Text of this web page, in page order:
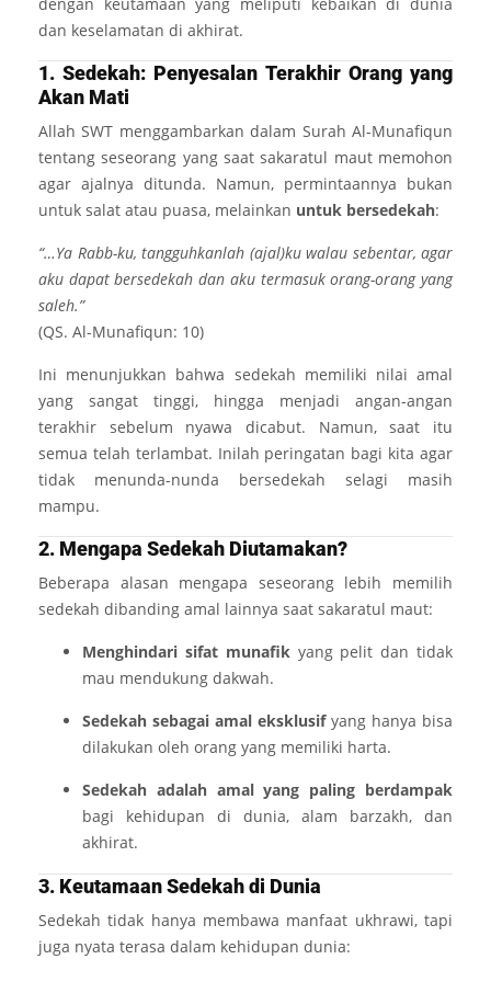
dan keselamatan di akhirat.
1. Sedekah: Penyesalan Terakhir Orang yang
Akan Mati
Allah SWT menggambarkan dalam Surah Al-Munafiqun
tentang seseorang yang saat sakaratul maut memohon
agar ajalnya ditunda. Namun, permintaannya bukan
untuk salat atau puasa, melainkan untuk bersedekah:
“…Ya Rabb-ku, tangguhkanlah (ajal)ku walau sebentar, agar
aku dapat bersedekah dan aku termasuk orang-orang yang
saleh.”
(QS. Al-Munafiqun: 10)
Ini menunjukkan bahwa sedekah memiliki nilai amal
yang sangat tinggi, hingga menjadi angan-angan
terakhir sebelum nyawa dicabut. Namun, saat itu
semua telah terlambat. Inilah peringatan bagi kita agar
tidak menunda-nunda bersedekah selagi masih
mampu.
2. Mengapa Sedekah Diutamakan?
Beberapa alasan mengapa seseorang lebih memilih
sedekah dibanding amal lainnya saat sakaratul maut:
Menghindari sifat munafikyang pelit dan tidak
mau mendukung dakwah.
Sedekah sebagai amal eksklusifyang hanya bisa
dilakukan oleh orang yang memiliki harta.
Sedekah adalah amal yang paling berdampak
bagi kehidupan di dunia, alam barzakh, dan
akhirat.
3. Keutamaan Sedekah di Dunia
Sedekah tidak hanya membawa manfaat ukhrawi, tapi
juga nyata terasa dalam kehidupan dunia: